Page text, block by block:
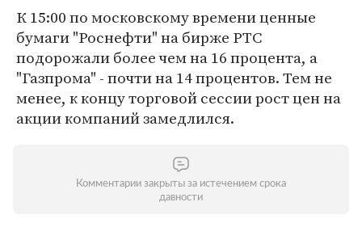
К 15:00 по московскому времени ценные
бумаги "Роснефти" на бирже РТС
подорожали более чем на 16 процента, а
"Газпрома" - почти на 14 процентов. Тем не
менее, к концу торговой сессии рост цен на
акции компаний замедлился.
Комментарии закрыты за истечением срока
давности